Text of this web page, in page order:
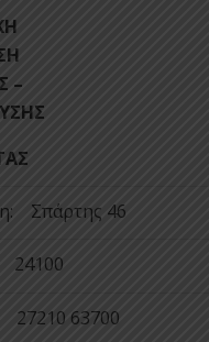
–
Σπάρτης 46
63700